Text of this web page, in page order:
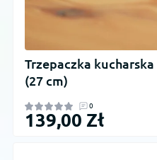
Trzepaczka
(27 cm)
0
139,00 Zł